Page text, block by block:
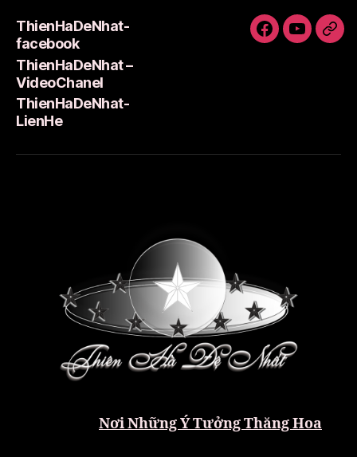
ThienHaDeNhat-
facebook
ThienHaDeNhat –
VideoChanel
ThienHaDeNhat-
LienHe
Nơi Những Ý Tưởng Thăng Hoa